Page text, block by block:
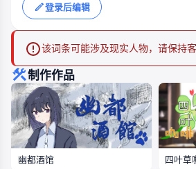
登录后编辑
该词条可能涉及现实人物，请保持
制作作品
幽都酒馆 四叶草